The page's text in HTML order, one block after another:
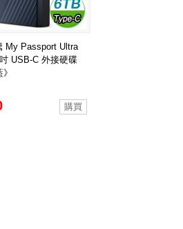
My Passport Ultra
USB-C 外接硬碟